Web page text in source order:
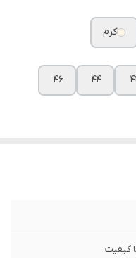
کرم
۴۴ ۴۶
کیفیت